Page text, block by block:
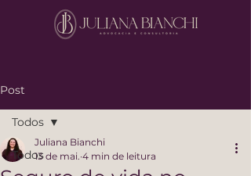
Post
Todos
Todos
Juliana Bianchi
13 de mai. 4 min de leitura